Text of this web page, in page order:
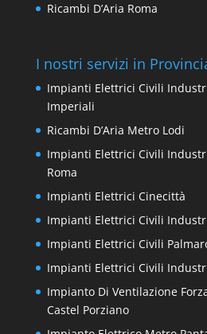
Ricambi D’Aria Roma
I nostri servizi in
Impianti Elettrici Civili
Imperiali
Ricambi D’Aria Metro Lodi
Impianti Elettrici Civili
Roma
Impianti Elettrici Cinecittà
Impianti Elettrici Civili
Impianti Elettrici Civili
Impianti Elettrici Civili
Impianto Di Ventilazione
Castel Porziano